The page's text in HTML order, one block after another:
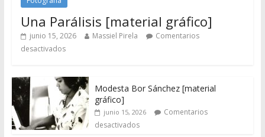
Una Parálisis [material gráfico]
junio 15, 2026 Massiel Pirela
Comentarios
desactivados
Modesta Bor Sánchez [material
gráfico]
junio 15, 2026
Comentarios
desactivados